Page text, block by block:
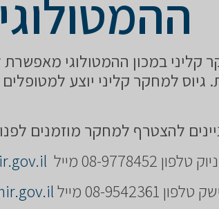
ההמטולוגי
במכון ההמטולוגי מאפשרת
גיוס למחקר קליני יוצע
להצטרף למחקר מוזמנים
08-9778452 מייל
9542361 מייל